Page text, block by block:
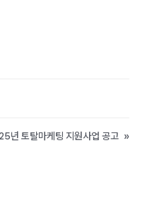
년 토탈마케팅 지원사업 공고 »